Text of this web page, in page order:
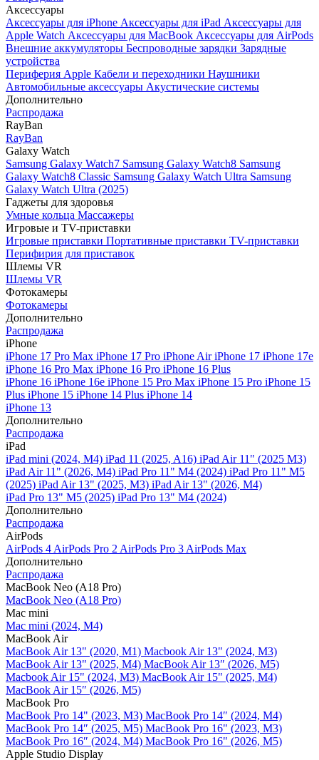
Аксессуары
Аксессуары для iPhone Аксессуары для iPad Аксессуары для
Apple Watch Аксессуары для MacBook Аксессуары для AirPods
Внешние аккумуляторы Беспроводные зарядки Зарядные
устройства
Периферия Apple Кабели и переходники Наушники
Автомобильные аксессуары Акустические системы
Дополнительно
Распродажа
RayBan
RayBan
Galaxy Watch
Samsung Galaxy Watch7 Samsung Galaxy Watch8 Samsung
Galaxy Watch8 Classic Samsung Galaxy Watch Ultra Samsung
Galaxy Watch Ultra (2025)
Гаджеты для здоровья
Умные кольца Массажеры
Игровые и TV-приставки
Игровые приставки Портативные приставки TV-приставки
Перифирия для приставок
Шлемы VR
Шлемы VR
Фотокамеры
Фотокамеры
Дополнительно
Распродажа
iPhone
iPhone 17 Pro Max iPhone 17 Pro iPhone AiriPhone 17 iPhone 17e
iPhone 16 Pro Max iPhone 16 Pro iPhone 16 Plus
iPhone 16 iPhone 16e iPhone 15 Pro Max iPhone 15 Pro iPhone 15
Plus iPhone 15 iPhone 14 Plus iPhone 14
iPhone 13
Дополнительно
Распродажа
iPad
iPad mini (2024, M4) iPad 11 (2025, A16) iPad Air 11" (2025 M3)
iPad Air 11" (2026, M4) iPad Pro 11" M4 (2024) iPad Pro 11" M5
(2025) iPad Air 13" (2025, M3) iPad Air 13" (2026, M4)
iPad Pro 13" M5 (2025) iPad Pro 13" M4 (2024)
Дополнительно
Распродажа
AirPods
AirPods 4 AirPods Pro 2 AirPods Pro 3 AirPods Max
Дополнительно
Распродажа
MacBook Neo (A18 Pro)
MacBook Neo (A18 Pro)
Mac mini
Mac mini (2024, M4)
MacBook Air
MacBook Air 13" (2020, M1) Macbook Air 13" (2024, M3)
MacBook Air 13" (2025, M4) MacBook Air 13″ (2026, M5)
Macbook Air 15" (2024, M3) MacBook Air 15" (2025, M4)
MacBook Air 15″ (2026, M5)
MacBook Pro
MacBook Pro 14" (2023, M3) MacBook Pro 14″ (2024, M4)
MacBook Pro 14″ (2025, M5) MacBook Pro 16" (2023, M3)
MacBook Pro 16″ (2024, M4) MacBook Pro 16" (2026, M5)
Apple Studio Display